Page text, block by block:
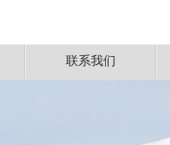
联系我们